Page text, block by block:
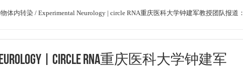
体内转染 / Experimental Neurology | circle RNA重庆医科大学钟建军教授团队报道：
| circle RNA重庆医科大学钟建军